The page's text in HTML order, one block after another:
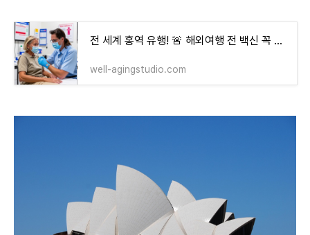
전 세계 홍역 유행! 🚨 해외여행 전 백신 꼭 맞아야 할까?💉
well-agingstudio.com